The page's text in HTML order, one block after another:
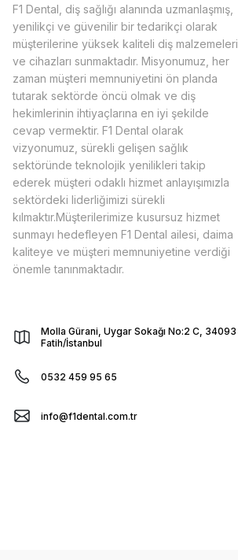
F1 Dental, diş sağlığı alanında uzmanlaşmış,
yenilikçi ve güvenilir bir tedarikçi olarak
müşterilerine yüksek kaliteli diş malzemeleri
ve cihazları sunmaktadır. Misyonumuz, her
zaman müşteri memnuniyetini ön planda
tutarak sektörde öncü olmak ve diş
hekimlerinin ihtiyaçlarına en iyi şekilde
cevap vermektir. F1 Dental olarak
vizyonumuz, sürekli gelişen sağlık
sektöründe teknolojik yenilikleri takip
ederek müşteri odaklı hizmet anlayışımızla
sektördeki liderliğimizi sürekli
kılmaktır.Müşterilerimize kusursuz hizmet
sunmayı hedefleyen F1 Dental ailesi, daima
kaliteye ve müşteri memnuniyetine verdiği
önemle tanınmaktadır.
Molla Gürani, Uygar Sokağı No:2 C, 34093
Fatih/İstanbul
0532 459 95 65
info@f1dental.com.tr